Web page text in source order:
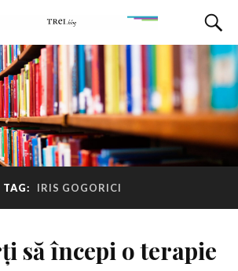
TAG: IRIS GOGORICI
să începi o terapie